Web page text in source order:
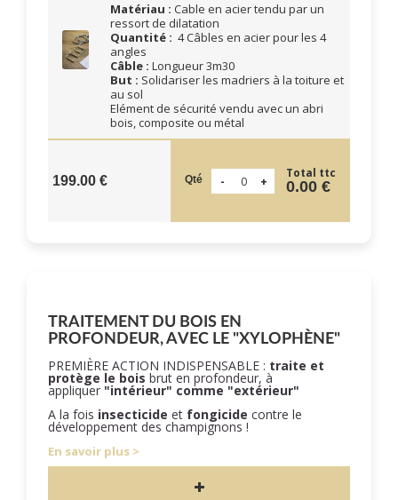
Matériau : Cable en acier tendu par un
ressort de dilatation
Quantité : 4 Câbles en acier pour les 4
angles
Câble : Longueur 3m30
But : Solidariser les madriers à la toiture et
au sol
Elément de sécurité vendu avec un abri
bois, composite ou métal
199.00 € Qté Total ttc
0.00 €
TRAITEMENT DU BOIS EN
PROFONDEUR, AVEC LE "XYLOPHÈNE"
PREMIÈRE ACTION INDISPENSABLE : traite et
protège le bois brut en profondeur, à
appliquer "intérieur" comme "extérieur"
A la fois insecticide et fongicide contre le
développement des champignons !
En savoir plus